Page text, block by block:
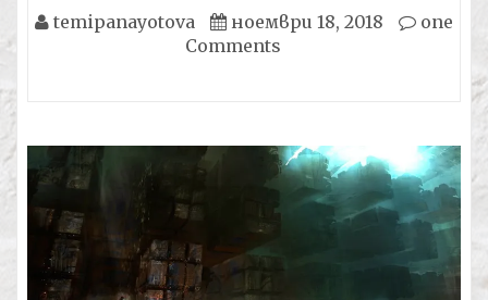
temipanayotova ноември 18, 2018
one
Comments